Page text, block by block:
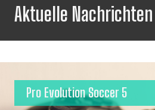
Aktuelle Nachrichten
Pro Evolution Soccer 5